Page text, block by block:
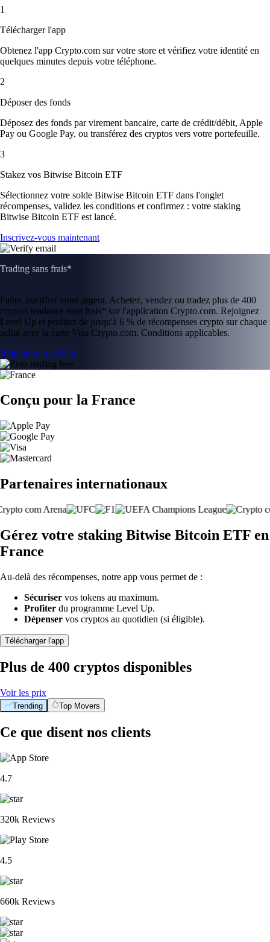
1
Télécharger l'app
Obtenez l'app Crypto.com sur votre store et vérifiez votre identité en
quelques minutes depuis votre téléphone.
2
Déposer des fonds
Déposez des fonds par virement bancaire, carte de crédit/débit, Apple
Pay ou Google Pay, ou transférez des cryptos vers votre portefeuille.
3
Stakez vos Bitwise Bitcoin ETF
Sélectionnez votre solde Bitwise Bitcoin ETF dans l'onglet
récompenses, validez les conditions et confirmez : votre staking
Bitwise Bitcoin ETF est lancé.
Inscrivez-vous maintenant
Trading sans frais*
Faites fructifier votre argent. Achetez, vendez ou tradez plus de 400
cryptos tendance sans frais* sur l'application Crypto.com. Rejoignez
Level Up et profitez de jusqu'à 6 % de récompenses crypto sur chaque
achat avec la carte Visa Crypto.com. Conditions applicables.
Rejoindre Level Up
Conçu pour la France
Partenaires internationaux
Gérez votre staking Bitwise Bitcoin ETF en
France
Au-delà des récompenses, notre app vous permet de :
Sécuriser vos tokens au maximum.
Profiter du programme Level Up.
Dépenser vos cryptos au quotidien (si éligible).
Télécharger l'app
Plus de 400 cryptos disponibles
Voir les prix
Trending Top Movers
Ce que disent nos clients
4.7
320k Reviews
4.5
660k Reviews